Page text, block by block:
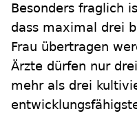
Besonders fraglich
dass maximal drei
Frau übertragen
Ärzte dürfen nur
mehr als drei